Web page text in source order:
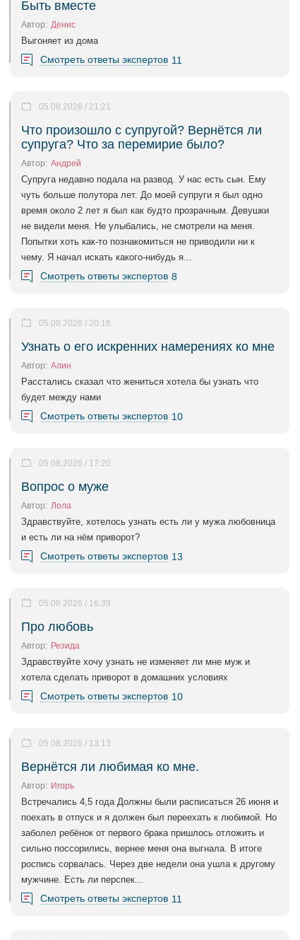
Быть вместе
Автор: Денис
Выгоняет из дома
Смотреть ответы экспертов 11
Что произошло с супругой? Вернётся ли
супруга? Что за перемирие было?
05.08.2026 / 21:21
Автор: Андрей
Супруга недавно подала на развод. У нас есть сын. Ему
чуть больше полутора лет. До моей супруги я был одно
время около 2 лет я был как будто прозрачным. Девушки
не видели меня. Не улыбались, не смотрели на меня.
Попытки хоть как-то познакомиться не приводили ни к
чему. Я начал искать какого-нибудь я...
Смотреть ответы экспертов 8
Узнать о его искренних намерениях ко мне
05.08.2026 / 20:16
Автор: Алин
Расстались сказал что жениться хотела бы узнать что
будет между нами
Смотреть ответы экспертов 10
Вопрос о муже
05.08.2026 / 17:20
Автор: Лола
Здравствуйте, хотелось узнать есть ли у мужа любовница
и есть ли на нём приворот?
Смотреть ответы экспертов 13
Про любовь
05.08.2026 / 16:39
Автор: Резида
Здравствуйте хочу узнать не изменяет ли мне муж и
хотела сделать приворот в домашних условиях
Смотреть ответы экспертов 10
Вернётся ли любимая ко мне.
05.08.2026 / 13:13
Автор: Игорь
Встречались 4,5 года Должны были расписаться 26 июня и
поехать в отпуск и я должен был переехать к любимой. Но
заболел ребёнок от первого брака пришлось отложить и
сильно поссорились, вернее меня она выгнала. В итоге
роспись сорвалась. Через две недели она ушла к другому
мужчине. Есть ли перспек...
Смотреть ответы экспертов 11